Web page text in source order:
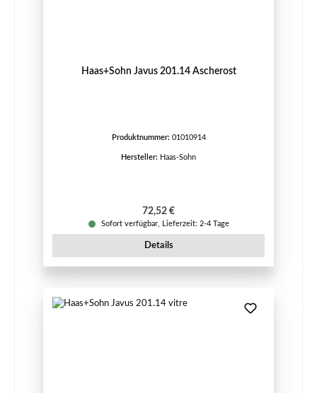
Haas+Sohn Javus 201.14 Ascherost
Produktnummer: 01010914
Hersteller: Haas-Sohn
Regulärer Preis:
72,52 €
Sofort verfügbar, Lieferzeit: 2-4 Tage
Details